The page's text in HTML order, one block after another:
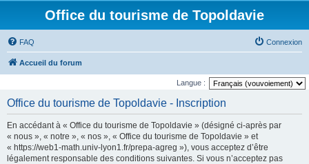
Office du tourisme de Topoldavie
FAQ Connexion
Accueil du forum
Langue :
Office du tourisme de Topoldavie - Inscription
En accédant à « Office du tourisme de Topoldavie » (désigné ci-après par
« nous », « notre », « nos », « Office du tourisme de Topoldavie » et
« https://web1-math.univ-lyon1.fr/prepa-agreg »), vous acceptez d’être
légalement responsable des conditions suivantes. Si vous n’acceptez pas